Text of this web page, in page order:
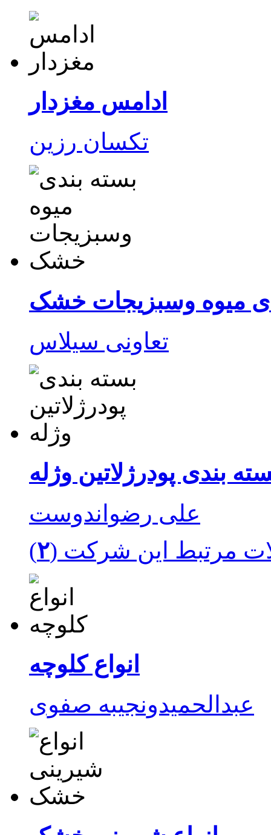
ادامس‌ مغزدار
میوه وسبزیجات خشک
بندی پودرژلاتین وژله
مرتبط این شرکت (۲
انواع کلوچه